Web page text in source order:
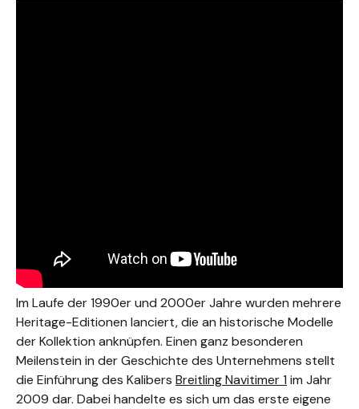
Im Laufe der 1990er und 2000er Jahre wurden mehrere
Heritage-Editionen lanciert, die an historische Modelle
der Kollektion anknüpfen. Einen ganz besonderen
Meilenstein in der Geschichte des Unternehmens stellt
die Einführung des Kalibers Breitling Navitimer 1 im Jahr
2009 dar. Dabei handelte es sich um das erste eigene